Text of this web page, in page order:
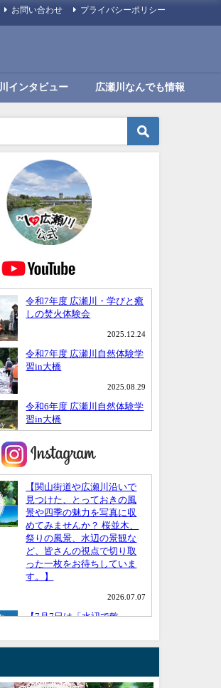
お問い合わせ プライバシーポリシー
インタビュー 広瀬川なんでも情報